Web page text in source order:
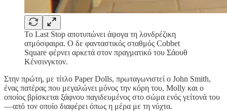
Το Last Stop αποτυπώνει άψογα τη λονδρέζικη
ατμόσφαιρα. Ο δε φανταστικός σταθμός Cobbet
Square φέρνει αρκετά στον πραγματικό του Σάουθ
Κένσινγκτον.
Στην πρώτη, με τίτλο Paper Dolls, πρωταγωνιστεί ο John Smith,
ένας πατέρας που μεγαλώνει μόνος την κόρη του, Molly και ο
οποίος βρίσκεται ξάφνου παγιδευμένος στο σώμα ενός γείτονά του
— από τον οποίο διαφέρει όπως η μέρα με τη νύχτα.